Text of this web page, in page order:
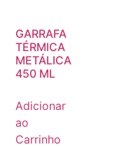
GARRAFA
TÉRMICA
METÁLICA
450 ML
Adicionar
ao
Carrinho